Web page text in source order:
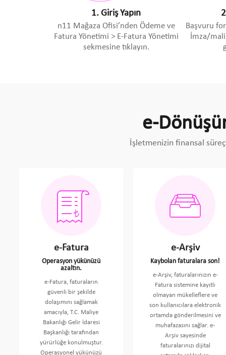
1. Giriş Yapın
n11 Mağaza Ofisi’nden Ödeme ve
Fatura Yönetimi > E-Fatura Yönetimi
sekmesine tıklayın.
Başvuru
İmza/
e-
İşletmenizin finansal
e-Fatura
Operasyon yükünüzü
azaltın.
e-Fatura, faturaların
güvenli bir şekilde
dolaşımını sağlamak
amacıyla, T.C. Maliye
Bakanlığı Gelir İdaresi
Başkanlığı tarafından
yürürlüğe konulmuştur.
Operasyonel yükünüzü
e-Arşiv
Kaybolan faturalara son!
e-Arşiv, faturalarınızın e-
Fatura sistemine kayıtlı
olmayan mükelleflere ve
son kullanıcılara elektronik
ortamda gönderilmesini ve
muhafazasını sağlar. e-
Arşiv sayesinde
faturalarınızı dijital